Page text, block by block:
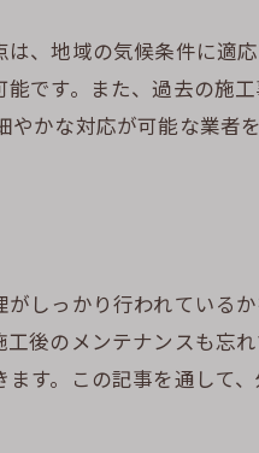
、地域の気候条件に適
です。また、過去の施
かな対応が可能な業者
しっかり行われている
後のメンテナンスも忘
す。この記事を通して